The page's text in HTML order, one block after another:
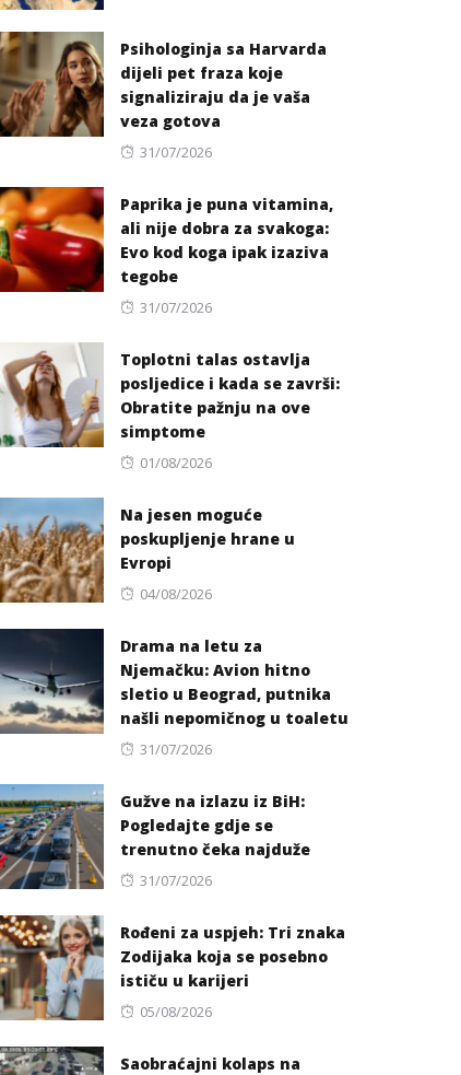
Psihologinja sa Harvarda
dijeli pet fraza koje
signaliziraju da je vaša
veza gotova
Posted
31/07/2026
Paprika je puna vitamina,
ali nije dobra za svakoga:
Evo kod koga ipak izaziva
tegobe
Posted
31/07/2026
Toplotni talas ostavlja
posljedice i kada se završi:
Obratite pažnju na ove
simptome
Posted
01/08/2026
Na jesen moguće
poskupljenje hrane u
Evropi
Posted
04/08/2026
Drama na letu za
Njemačku: Avion hitno
sletio u Beograd, putnika
našli nepomičnog u toaletu
Posted
31/07/2026
Gužve na izlazu iz BiH:
Pogledajte gdje se
trenutno čeka najduže
Posted
31/07/2026
Rođeni za uspjeh: Tri znaka
Zodijaka koja se posebno
ističu u karijeri
Posted
05/08/2026
Saobraćajni kolaps na